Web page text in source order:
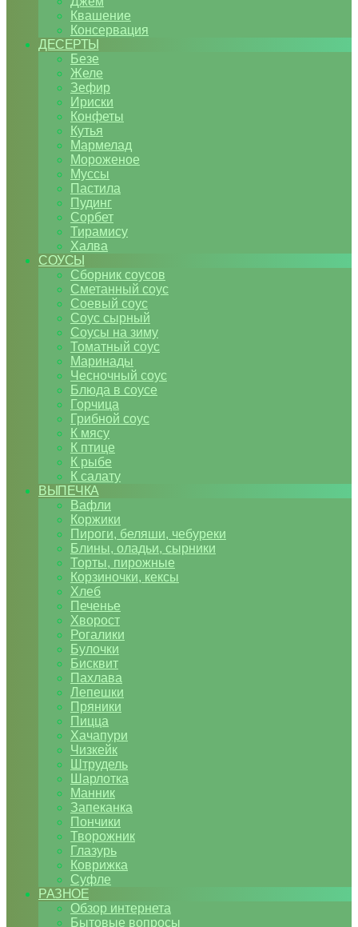
Квашение
Консервация
ДЕСЕРТЫ
Безе
Желе
Зефир
Ириски
Конфеты
Кутья
Мармелад
Мороженое
Муссы
Пастила
Пудинг
Сорбет
Тирамису
Халва
СОУСЫ
Сборник соусов
Сметанный соус
Соевый соус
Соус сырный
Соусы на зиму
Томатный соус
Маринады
Чесночный соус
Блюда в соусе
Горчица
Грибной соус
К мясу
К птице
К рыбе
К салату
ВЫПЕЧКА
Вафли
Коржики
Пироги, беляши, чебуреки
Блины, оладьи, сырники
Торты, пирожные
Корзиночки, кексы
Хлеб
Печенье
Хворост
Рогалики
Булочки
Бисквит
Пахлава
Лепешки
Пряники
Пицца
Хачапури
Чизкейк
Штрудель
Шарлотка
Манник
Запеканка
Пончики
Творожник
Глазурь
Коврижка
Суфле
РАЗНОЕ
Обзор интернета
Бытовые вопросы